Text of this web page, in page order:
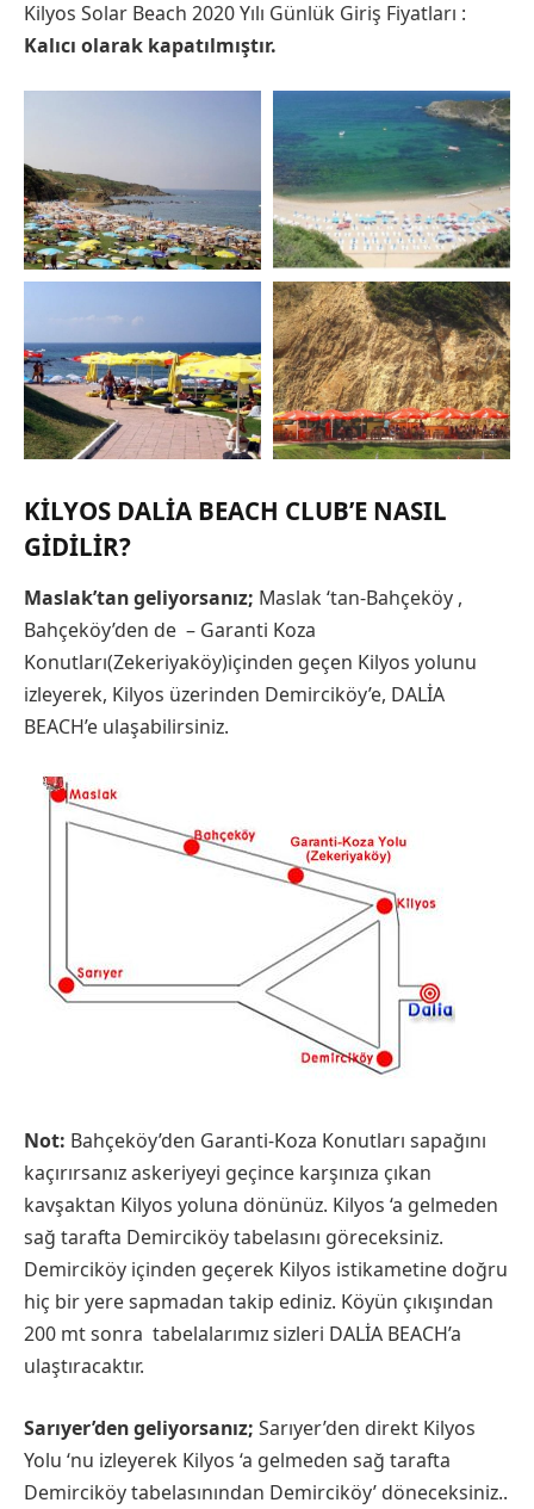
Kilyos Solar Beach 2020 Yılı Günlük Giriş Fiyatları :
Kalıcı olarak kapatılmıştır.
KILYOS DALIA BEACH CLUB’E NASIL
GIDILIR?
Maslak’tan geliyorsanız; Maslak ‘tan-Bahçeköy ,
Bahçeköy’den de – Garanti Koza
Konutları(Zekeriyaköy)içinden geçen Kilyos yolunu
izleyerek, Kilyos üzerinden Demirciköy’e, DALİA
BEACH’e ulaşabilirsiniz.
Not: Bahçeköy’den Garanti-Koza Konutları sapağını
kaçırırsanız askeriyeyi geçince karşınıza çıkan
kavşaktan Kilyos yoluna dönünüz. Kilyos ‘a gelmeden
sağ tarafta Demirciköy tabelasını göreceksiniz.
Demirciköy içinden geçerek Kilyos istikametine doğru
hiç bir yere sapmadan takip ediniz. Köyün çıkışından
200 mt sonra tabelalarımız sizleri DALİA BEACH’a
ulaştıracaktır.
Sarıyer’den geliyorsanız; Sarıyer’den direkt Kilyos
Yolu ‘nu izleyerek Kilyos ‘a gelmeden sağ tarafta
Demirciköy tabelasınından Demirciköy’ döneceksiniz..